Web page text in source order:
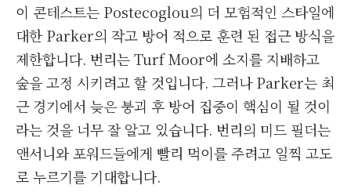
이 콘테스트는 Postecoglou의 더 모험적인 스타일에
대한 Parker의 작고 방어 적으로 훈련 된 접근 방식을
제한합니다. 번리는 Turf Moor에 소지를 지배하고
숲을 고정 시키려고 할 것입니다. 그러나 Parker는 최
근 경기에서 늦은 붕괴 후 방어 집중이 핵심이 될 것이
라는 것을 너무 잘 알고 있습니다. 번리의 미드 필더는
앤서니와 포워드들에게 빨리 먹이를 주려고 일찍 고도
로 누르기를 기대합니다.